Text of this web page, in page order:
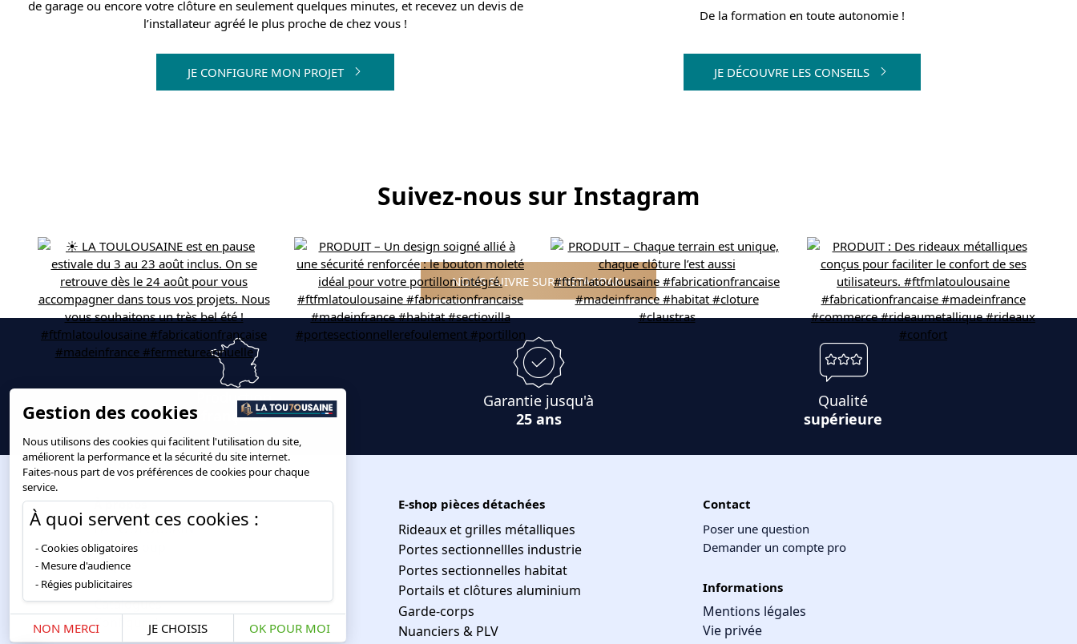
Grâce aux outils de configuration La Toulousaine, personnalisez votre portail, votre porte
de garage ou encore votre clôture en seulement quelques minutes, et recevez un devis de
JE CONFIGURE MON PROJET
Découvrez nos tutos pour apprendre à programmer nos moteurs.
JE DÉCOUVRE LES CONSEILS
Suivez-nous sur Instagram
NOUS SUIVRE SUR INSTAGRAM
Production
française
Garantie jusqu'à
Qualité
À propos
LA TOULOUSAINE
StellaGroup
FAQ
Actus
Catalogues
E-shop pièces détachées
Rideaux et grilles métalliques
Portes sectionnellles industrie
Portes sectionnelles habitat
Portails et clôtures aluminium
Garde-corps
Contact
Poser une question
Informations
Mentions légales
Gestion des cookies
Nous utilisons des cookies qui facilitent l'utilisation du site,
améliorent la performance et la sécurité du site internet.
Faites-nous part de vos préférences de cookies pour chaque
service.
À quoi servent ces cookies :
Cookies obligatoires
Mesure d'audience
Régies publicitaires
NON MERCI JE CHOISIS OK POUR MOI